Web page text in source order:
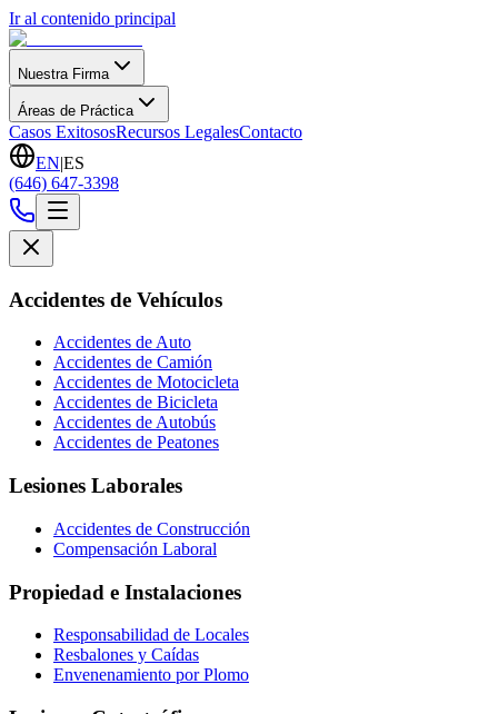
Ir al contenido principal
Nuestra Firma
Áreas de Práctica
Casos ExitososRecursos LegalesContacto
EN|ES
(646) 647-3398
Accidentes de Vehículos
Accidentes de Auto
Accidentes de Camión
Accidentes de Motocicleta
Accidentes de Bicicleta
Accidentes de Autobús
Accidentes de Peatones
Lesiones Laborales
Accidentes de Construcción
Compensación Laboral
Propiedad e Instalaciones
Responsabilidad de Locales
Resbalones y Caídas
Envenenamiento por Plomo